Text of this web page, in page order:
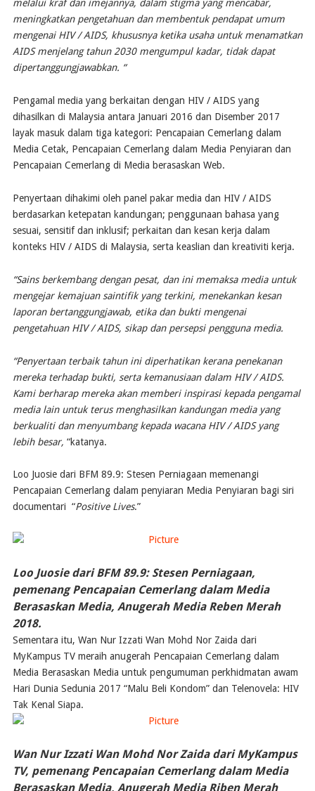
melalui kraf dan imejannya, dalam stigma yang mencabar,
meningkatkan pengetahuan dan membentuk pendapat umum
mengenai HIV / AIDS, khususnya ketika usaha untuk menamatkan
AIDS menjelang tahun 2030 mengumpul kadar, tidak dapat
dipertanggungjawabkan. “
Pengamal media yang berkaitan dengan HIV / AIDS yang
dihasilkan di Malaysia antara Januari 2016 dan Disember 2017
layak masuk dalam tiga kategori: Pencapaian Cemerlang dalam
Media Cetak, Pencapaian Cemerlang dalam Media Penyiaran dan
Pencapaian Cemerlang di Media berasaskan Web.
Penyertaan dihakimi oleh panel pakar media dan HIV / AIDS
berdasarkan ketepatan kandungan; penggunaan bahasa yang
sesuai, sensitif dan inklusif; perkaitan dan kesan kerja dalam
konteks HIV / AIDS di Malaysia, serta keaslian dan kreativiti kerja.
“Sains berkembang dengan pesat, dan ini memaksa media untuk
mengejar kemajuan saintifik yang terkini, menekankan kesan
laporan bertanggungjawab, etika dan bukti mengenai
pengetahuan HIV / AIDS, sikap dan persepsi pengguna media.
“Penyertaan terbaik tahun ini diperhatikan kerana penekanan
mereka terhadap bukti, serta kemanusiaan dalam HIV / AIDS.
Kami berharap mereka akan memberi inspirasi kepada pengamal
media lain untuk terus menghasilkan kandungan media yang
berkualiti dan menyumbang kepada wacana HIV / AIDS yang
lebih besar, “katanya.
Loo Juosie dari BFM 89.9: Stesen Perniagaan memenangi
Pencapaian Cemerlang dalam penyiaran Media Penyiaran bagi siri
documentari “Positive Lives.”
Loo Juosie dari BFM 89.9: Stesen Perniagaan,
pemenang Pencapaian Cemerlang dalam Media
Berasaskan Media, Anugerah Media Reben Merah
2018.
​Sementara itu, Wan Nur Izzati Wan Mohd Nor Zaida dari
MyKampus TV meraih anugerah Pencapaian Cemerlang dalam
Media Berasaskan Media untuk pengumuman perkhidmatan awam
Hari Dunia Sedunia 2017 “Malu Beli Kondom” dan Telenovela: HIV
Tak Kenal Siapa.
Wan Nur Izzati Wan Mohd Nor Zaida dari MyKampus
TV, pemenang Pencapaian Cemerlang dalam Media
Berasaskan Media, Anugerah Media Riben Merah